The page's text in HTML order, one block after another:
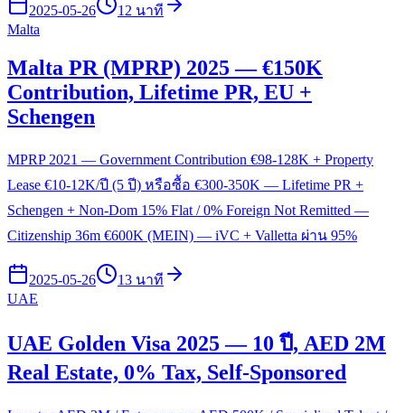
2025-05-26
12 นาที
Malta
Malta PR (MPRP) 2025 — €150K
Contribution, Lifetime PR, EU +
Schengen
MPRP 2021 — Government Contribution €98-128K + Property
Lease €10-12K/ปี (5 ปี) หรือซื้อ €300-350K — Lifetime PR +
Schengen + Non-Dom 15% Flat / 0% Foreign Not Remitted —
Citizenship 36m €600K (MEIN) — iVC + Valletta ผ่าน 95%
2025-05-26
13 นาที
UAE
UAE Golden Visa 2025 — 10 ปี, AED 2M
Real Estate, 0% Tax, Self-Sponsored